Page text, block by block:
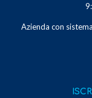
Azienda con